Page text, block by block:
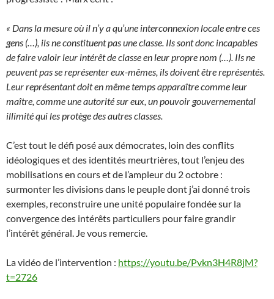
« Dans la mesure où il n’y a qu’une interconnexion locale entre ces
gens (…), ils ne constituent pas une classe. Ils sont donc incapables
de faire valoir leur intérêt de classe en leur propre nom (…). Ils ne
peuvent pas se représenter eux-mêmes, ils doivent être représentés.
Leur représentant doit en même temps apparaître comme leur
maître, comme une autorité sur eux, un pouvoir gouvernemental
illimité qui les protège des autres classes.
C’est tout le défi posé aux démocrates, loin des conflits
idéologiques et des identités meurtrières, tout l’enjeu des
mobilisations en cours et de l’ampleur du 2 octobre :
surmonter les divisions dans le peuple dont j’ai donné trois
exemples, reconstruire une unité populaire fondée sur la
convergence des intérêts particuliers pour faire grandir
l’intérêt général. Je vous remercie.
La vidéo de l’intervention : https://youtu.be/Pvkn3H4R8jM?
t=2726